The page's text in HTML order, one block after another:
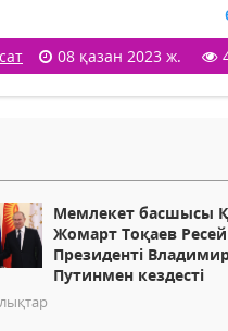
08 қазан 2023 ж.
Мемлекет басшысы
Жомарт Тоқаев Ресей
Президенті
Путинмен кездесті